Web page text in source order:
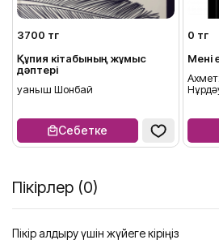
3700 тг
Құпия кітабының жұмыс
дәптері
Қуаныш Шонбай
Себетке
0 тг
Мені
Пікірлер (0)
Пікір қалдыру үшін жүйеге кіріңіз